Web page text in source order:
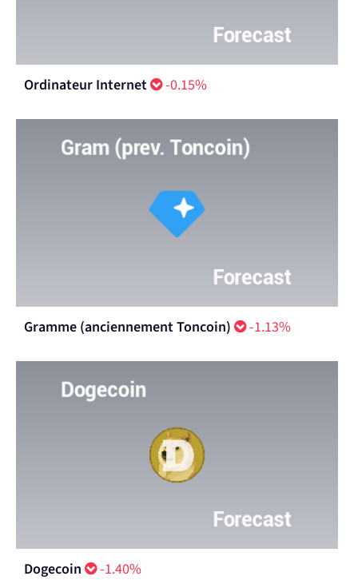
Ordinateur Internet -0.15%
Gramme (anciennement Toncoin) -1.13%
Dogecoin -1.40%